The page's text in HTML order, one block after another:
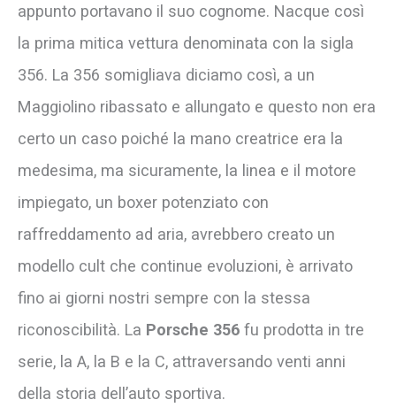
appunto portavano il suo cognome. Nacque così
la prima mitica vettura denominata con la sigla
356. La 356 somigliava diciamo così, a un
Maggiolino ribassato e allungato e questo non era
certo un caso poiché la mano creatrice era la
medesima, ma sicuramente, la linea e il motore
impiegato, un boxer potenziato con
raffreddamento ad aria, avrebbero creato un
modello cult che continue evoluzioni, è arrivato
fino ai giorni nostri sempre con la stessa
riconoscibilità. La Porsche 356 fu prodotta in tre
serie, la A, la B e la C, attraversando venti anni
della storia dell’auto sportiva.